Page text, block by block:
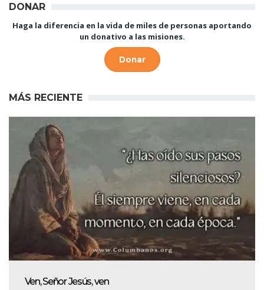
DONAR
Haga la diferencia en la vida de miles de personas aportando
un donativo a las misiones.
Donar
MÁS RECIENTE
Ven, Señor Jesús, ven